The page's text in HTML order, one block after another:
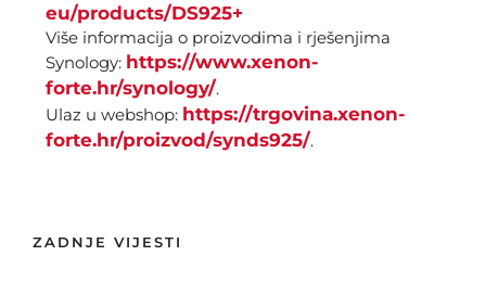
eu/products/DS925+
Više informacija o proizvodima i rješenjima
Synology: https://www.xenon-
forte.hr/synology/.
Ulaz u webshop: https://trgovina.xenon-
forte.hr/proizvod/synds925/.
ZADNJE VIJESTI